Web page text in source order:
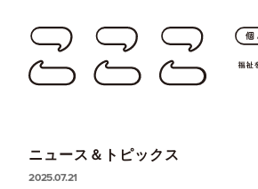
ニュース＆トピックス
2025.07.21